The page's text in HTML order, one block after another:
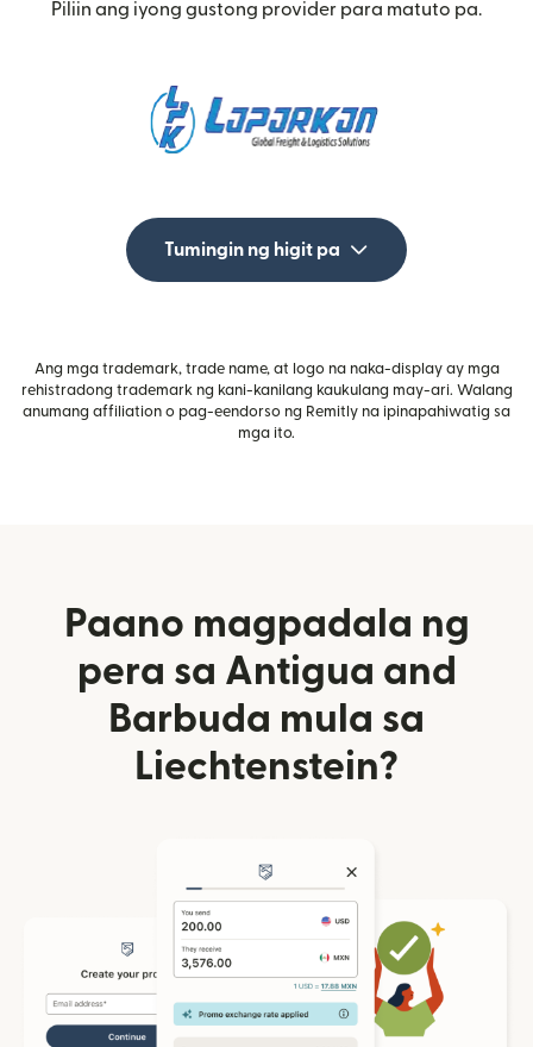
Piliin ang iyong gustong provider para matuto pa.
Tumingin ng higit pa
Ang mga trademark, trade name, at logo na naka-display ay mga
rehistradong trademark ng kani-kanilang kaukulang may-ari. Walang
anumang affiliation o pag-eendorso ng Remitly na ipinapahiwatig sa
mga ito.
Paano magpadala ng
pera sa Antigua and
Barbuda mula sa
Liechtenstein?